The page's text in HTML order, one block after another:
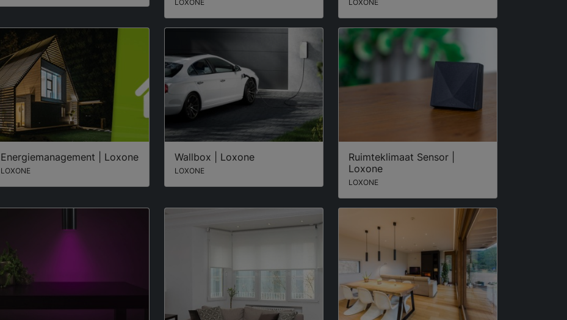
LOXONE LOXONE
Energiemanagement | Loxone
LOXONE
Wallbox | Loxone
LOXONE
Ruimteklimaat Sensor |
Loxone
LOXONE